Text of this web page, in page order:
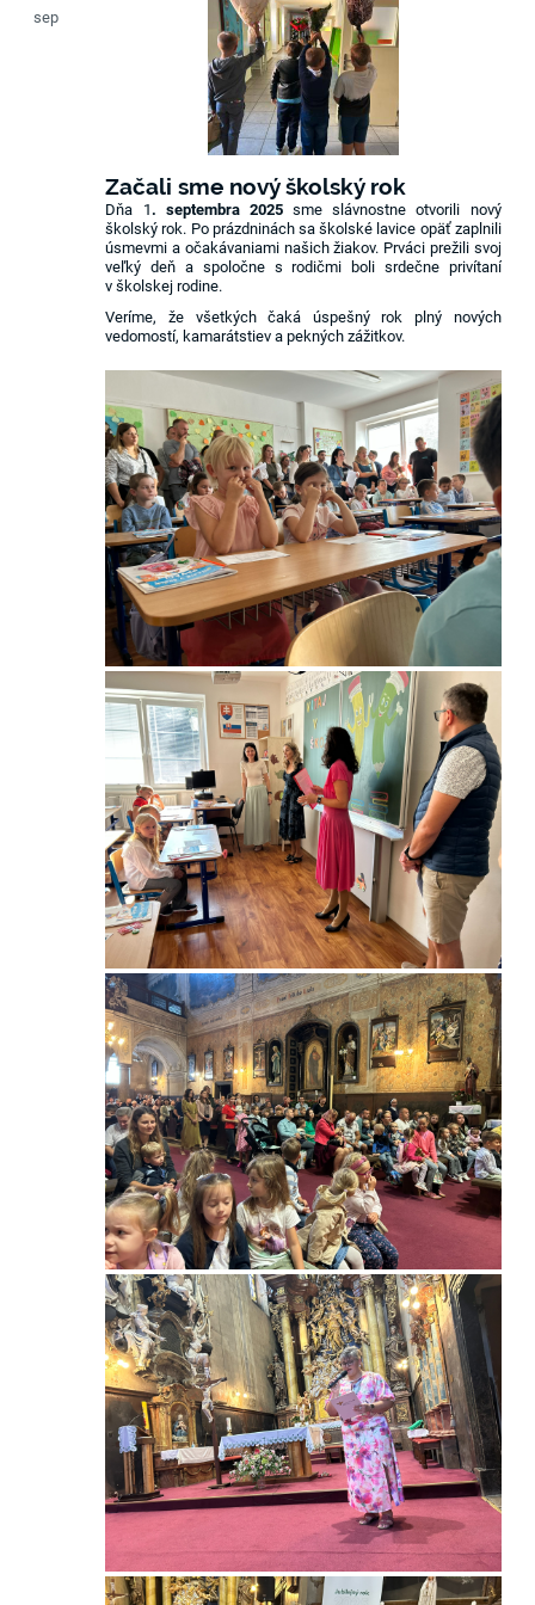
sep
Začali sme nový školský rok
Dňa 1 . septembra 2025sme slávnostne otvorili nový
školský rok. Po prázdninách sa školské lavice opäť zaplnili
úsmevmi a očakávaniami našich žiakov. Prváci prežili svoj
veľký deň a spoločne s rodičmi boli srdečne privítaní
v školskej rodine.
Veríme, že všetkých čaká úspešný rok plný nových
vedomostí, kamarátstiev a pekných zážitkov.